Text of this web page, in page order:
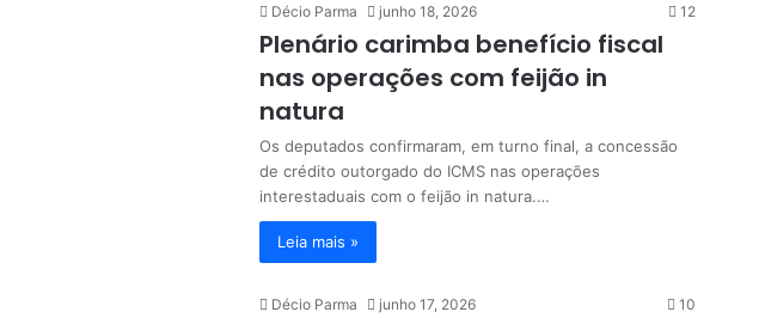
Décio Parma junho 18, 2026 12
Plenário carimba benefício fiscal
nas operações com feijão in
natura
Os deputados confirmaram, em turno final, a concessão
de crédito outorgado do ICMS nas operações
interestaduais com o feijão in natura.…
Leia mais »
Décio Parma junho 17, 2026 10